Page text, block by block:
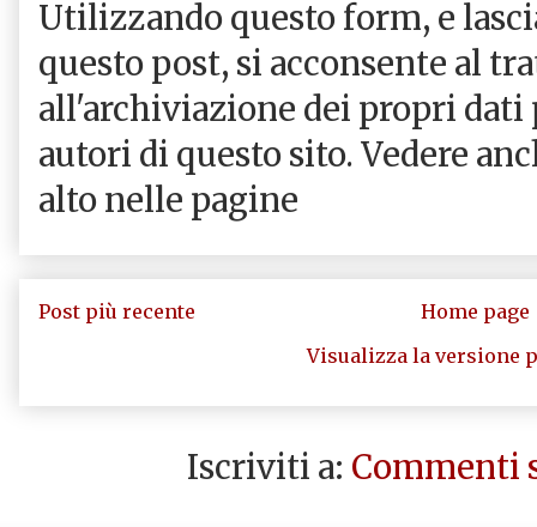
Utilizzando questo form, e
questo post, si acconsente al
all'archiviazione dei propri dati
autori di questo sito. Vedere
alto nelle pagine
Post più recente
Home page
Visualizza la versione
Iscriviti a: Commenti